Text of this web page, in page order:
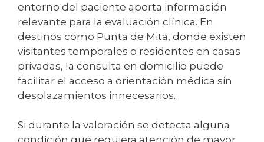
entorno del paciente aporta información
relevante para la evaluación clínica. En
destinos como Punta de Mita, donde existen
visitantes temporales o residentes en casas
privadas, la consulta en domicilio puede
facilitar el acceso a orientación médica sin
desplazamientos innecesarios.
Si durante la valoración se detecta alguna